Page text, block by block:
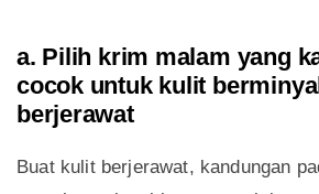
a. Pilih krim malam yang
cocok untuk kulit
berjerawat
Buat kulit berjerawat, kandungan